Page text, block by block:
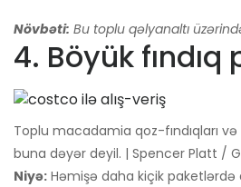
Növbəti: Bu toplu qəlyanaltı
4. Böyük
Toplu macadamia qoz-fındıqları və
buna dəyər deyil. | Spencer Platt /
Niyə: Həmişə daha kiçik paketlərdə